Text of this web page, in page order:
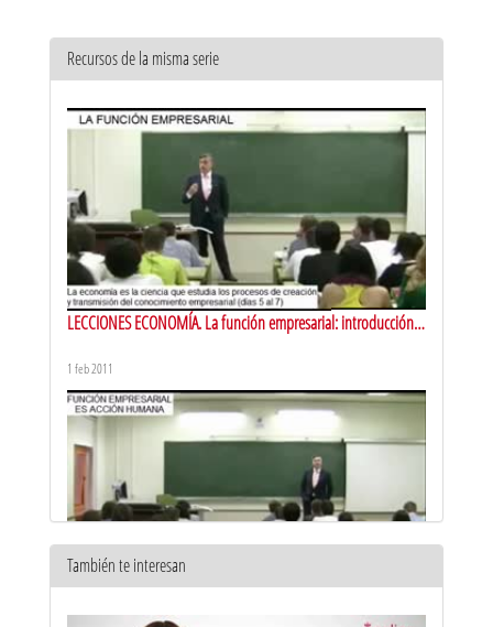
Recursos de la misma serie
LECCIONES ECONOMÍA. La función empresarial: introducción
1 feb 2011
También te interesan